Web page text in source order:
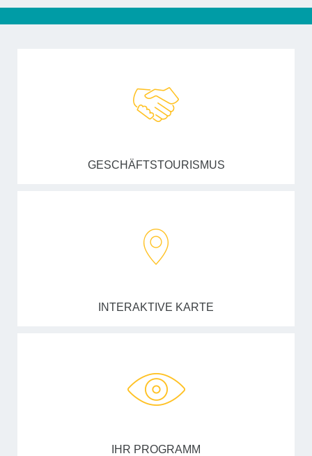
GESCHÄFTSTOURISMUS
INTERAKTIVE KARTE
IHR PROGRAMM